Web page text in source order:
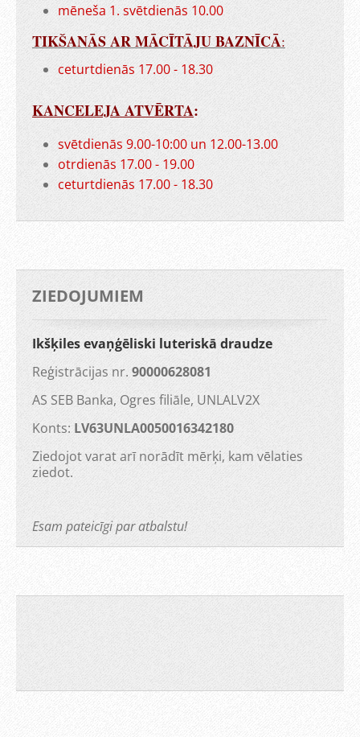
mēneša 1. svētdienās 10.00
TIKŠANĀS AR MĀCĪTĀJU BAZNĪCĀ:
ceturtdienās 17.00 - 18.30
KANCELEJA ATVĒRTA:
svētdienās 9.00-10:00 un 12.00-13.00
otrdienās 17.00 - 19.00
ceturtdienās 17.00 - 18.30
ZIEDOJUMIEM
Ikšķiles evaņģēliski luteriskā draudze
Reģistrācijas nr. 90000628081
AS SEB Banka, Ogres filiāle, UNLALV2X
Konts: LV63UNLA0050016342180
Ziedojot varat arī norādīt mērķi, kam vēlaties
ziedot.
Esam pateicīgi par atbalstu!